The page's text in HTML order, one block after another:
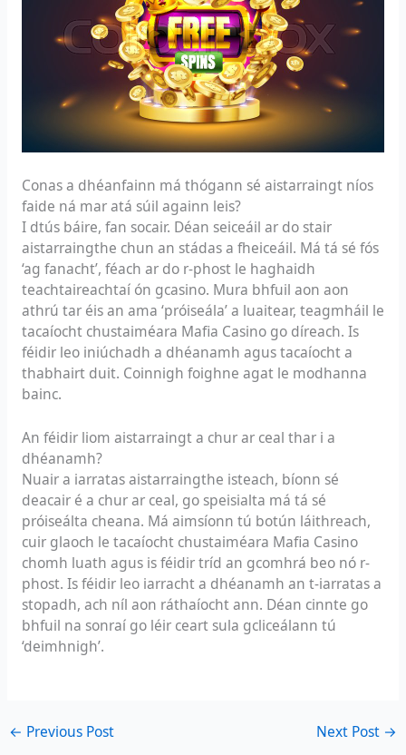
Conas a dhéanfainn má thógann sé aistarraingt níos
faide ná mar atá súil againn leis?
I dtús báire, fan socair. Déan seiceáil ar do stair
aistarraingthe chun an stádas a fheiceáil. Má tá sé fós
‘ag fanacht’, féach ar do r-phost le haghaidh
teachtaireachtaí ón gcasino. Mura bhfuil aon aon
athrú tar éis an ama ‘próiseála’ a luaitear, teagmháil le
tacaíocht chustaiméara Mafia Casino go díreach. Is
féidir leo iniúchadh a dhéanamh agus tacaíocht a
thabhairt duit. Coinnigh foighne agat le modhanna
bainc.
An féidir liom aistarraingt a chur ar ceal thar i a
dhéanamh?
Nuair a iarratas aistarraingthe isteach, bíonn sé
deacair é a chur ar ceal, go speisialta má tá sé
próiseálta cheana. Má aimsíonn tú botún láithreach,
cuir glaoch le tacaíocht chustaiméara Mafia Casino
chomh luath agus is féidir tríd an gcomhrá beo nó r-
phost. Is féidir leo iarracht a dhéanamh an t-iarratas a
stopadh, ach níl aon ráthaíocht ann. Déan cinnte go
bhfuil na sonraí go léir ceart sula gcliceálann tú
‘deimhnigh’.
← Previous Post Next Post →